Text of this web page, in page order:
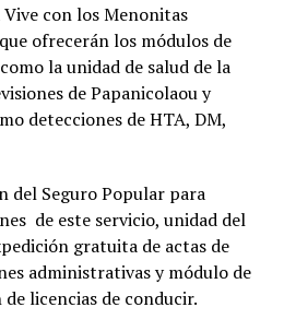
con los Menonitas
ofrecerán los módulos de
la unidad de salud de la
de Papanicolaou y
detecciones de HTA, DM,
del Seguro Popular para
de este servicio, unidad del
gratuita de actas de
administrativas y módulo de
licencias de conducir.